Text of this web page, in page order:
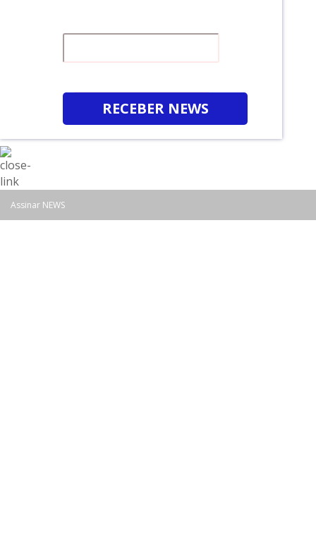
RECEBER NEWS
Assinar NEWS